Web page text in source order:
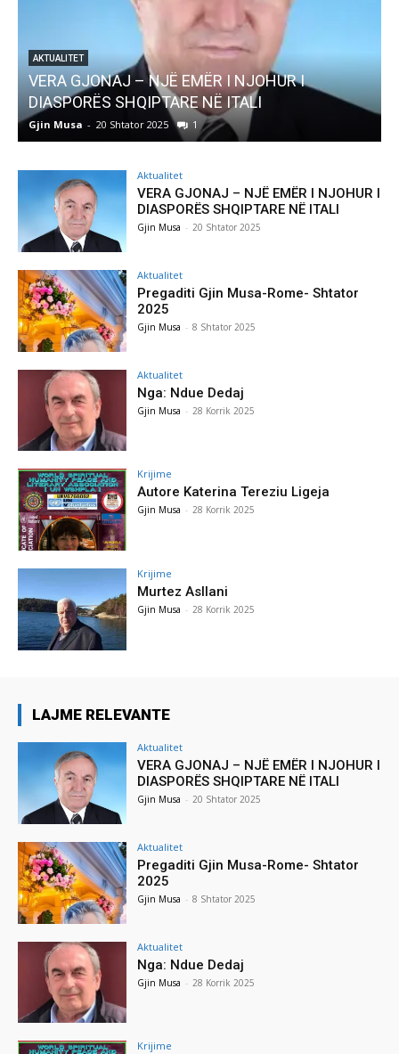
AKTUALITET
VERA GJONAJ – NJË EMËR I NJOHUR I
DIASPORËS SHQIPTARE NË ITALI
Gjin Musa - 20 Shtator 2025 1
Aktualitet
VERA GJONAJ – NJË EMËR I NJOHUR I
DIASPORËS SHQIPTARE NË ITALI
Gjin Musa - 20 Shtator 2025
Aktualitet
Pregaditi Gjin Musa-Rome- Shtator
2025
Gjin Musa - 8 Shtator 2025
Aktualitet
Nga: Ndue Dedaj
Gjin Musa - 28 Korrik 2025
Krijime
Autore Katerina Tereziu Ligeja
Gjin Musa - 28 Korrik 2025
Krijime
Murtez Asllani
Gjin Musa - 28 Korrik 2025
LAJME RELEVANTE
Aktualitet
VERA GJONAJ – NJË EMËR I NJOHUR I
DIASPORËS SHQIPTARE NË ITALI
Gjin Musa - 20 Shtator 2025
Aktualitet
Pregaditi Gjin Musa-Rome- Shtator
2025
Gjin Musa - 8 Shtator 2025
Aktualitet
Nga: Ndue Dedaj
Gjin Musa - 28 Korrik 2025
Krijime